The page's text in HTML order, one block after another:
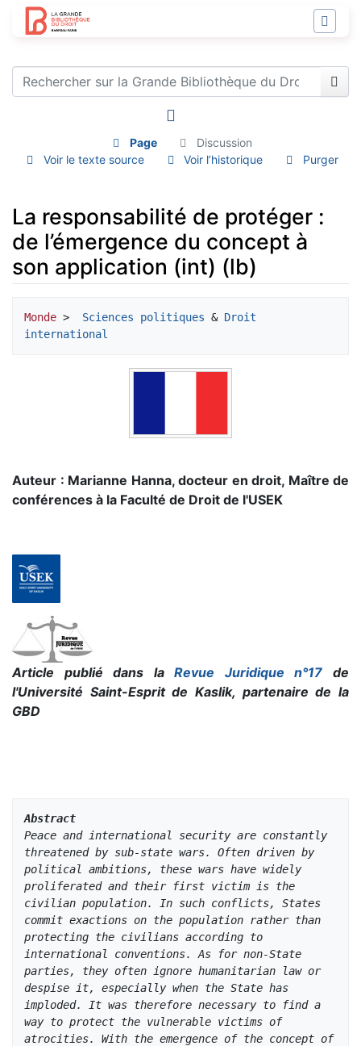
Page
Discussion
Voir le texte source
Voir l’historique Purger
La responsabilité de protéger :
de l’émergence du concept à
son application (int) (lb)
Monde > Sciences politiques & Droit
international
Auteur : Marianne Hanna, docteur en droit, Maître de
conférences à la Faculté de Droit de l'USEK
Article publié dans laRevue Juridique n°17 de
l'Université Saint-Esprit de Kaslik, partenaire de la
GBD
Abstract
Peace and international security are constantly
threatened by sub-state wars. Often driven by
political ambitions, these wars have widely
proliferated and their first victim is the
civilian population. In such conflicts, States
commit exactions on the population rather than
protecting the civilians according to
international conventions. As for non-State
parties, they often ignore humanitarian law or
despise it, especially when the State has
imploded. It was therefore necessary to find a
way to protect the vulnerable victims of
atrocities. With the emergence of the concept of